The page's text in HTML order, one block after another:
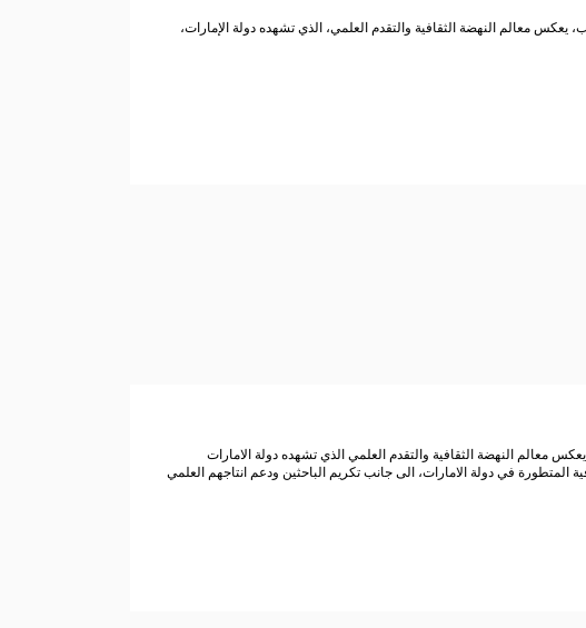
معالم النهضة الثقافية والتقدم العلمي، الذي تشهده دولة الإمارات،
معالم النهضة الثقافية والتقدم العلمي الذي تشهده دولة الامارات
المتطورة في دولة الامارات، الى جانب تكريم الباحثين ودعم انتاجهم العلمي